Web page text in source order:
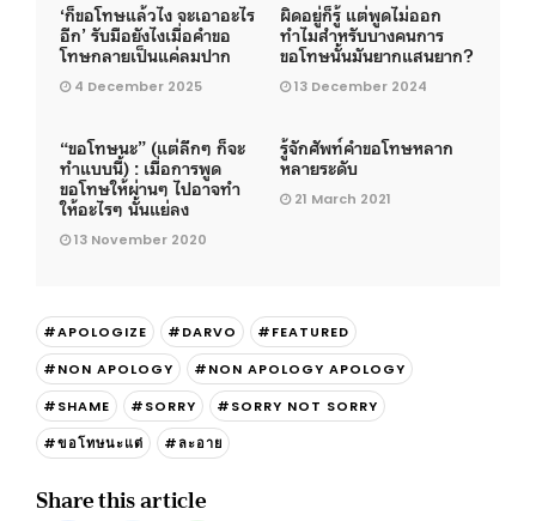
‘ก็ขอโทษแล้วไง จะเอาอะไร
อีก’ รับมือยังไงเมื่อคำขอ
โทษกลายเป็นแค่ลมปาก
4 December 2025
ผิดอยู่ก็รู้ แต่พูดไม่ออก
ทำไมสำหรับบางคนการ
ขอโทษนั้นมันยากแสนยาก?
13 December 2024
“ขอโทษนะ” (แต่ลึกๆ ก็จะ
ทำแบบนี้) : เมื่อการพูด
ขอโทษให้ผ่านๆ ไปอาจทำ
ให้อะไรๆ นั้นแย่ลง
13 November 2020
รู้จักศัพท์คำขอโทษหลาก
หลายระดับ
21 March 2021
#APOLOGIZE #DARVO
#FEATURED
#NON APOLOGY
#NON APOLOGY APOLOGY
#SHAME
#SORRY
#SORRY NOT SORRY
#ขอโทษนะแต่
#ละอาย
Share this article